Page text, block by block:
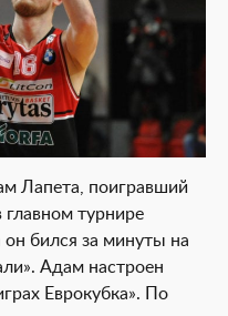
Лапета, поигравший
турнире
бился за минуты на
Адам настроен
Еврокубка». По